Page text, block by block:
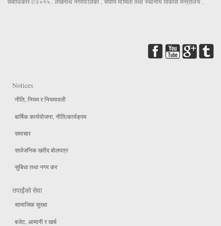
Notices
नीति, नियम र नियमावली
बार्षिक कार्ययोजना, नीति/कार्यक्रम
समाचार
सार्वजनिक खरीद बोलपत्र
सुबिधा तथा नगर कर
तपाईंको सेवा
सामाजिक सुरक्षा
बजेट, आम्दनी र खर्च